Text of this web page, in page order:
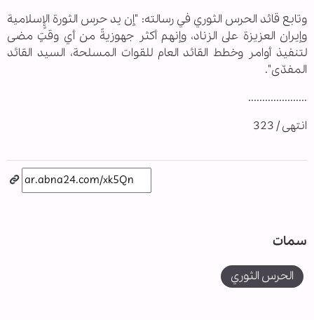
وتابع قائد الحرس الثوري في رسالته: "إن يد حرس الثورة الإٍسلامية
وإيران العزيزة على الزناد، وإنهم أكثر جهوزيةً من أي وقتٍ مضى
لتنفيذ أوامر وخطط القائد العام للقوات المسلحة، السيد القائد
المفدّى".
.....................
انتهى / 323
سمات
الحرس الثوري